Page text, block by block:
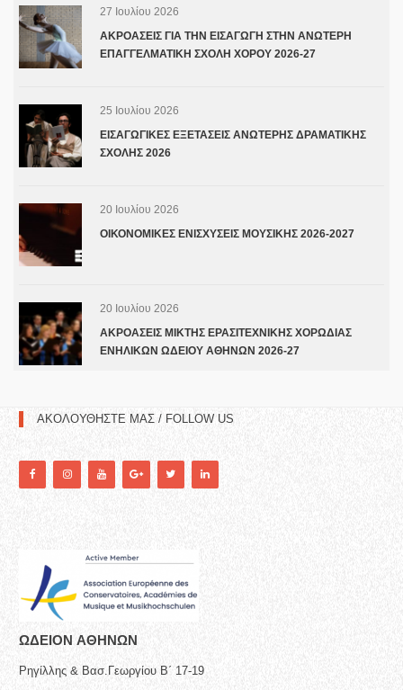
27 Ιουλίου 2026
ΑΚΡΟΑΣΕΙΣ ΓΙΑ ΤΗΝ ΕΙΣΑΓΩΓΗ ΣΤΗΝ ΑΝΩΤΕΡΗ
ΕΠΑΓΓΕΛΜΑΤΙΚΗ ΣΧΟΛΗ ΧΟΡΟΥ 2026-27
25 Ιουλίου 2026
ΕΙΣΑΓΩΓΙΚΕΣ ΕΞΕΤΑΣΕΙΣ ΑΝΩΤΕΡΗΣ ΔΡΑΜΑΤΙΚΗΣ
ΣΧΟΛΗΣ 2026
20 Ιουλίου 2026
ΟΙΚΟΝΟΜΙΚΕΣ ΕΝΙΣΧΥΣΕΙΣ ΜΟΥΣΙΚΗΣ 2026-2027
20 Ιουλίου 2026
ΑΚΡΟΑΣΕΙΣ ΜΙΚΤΗΣ ΕΡΑΣΙΤΕΧΝΙΚΗΣ ΧΟΡΩΔΙΑΣ
ΕΝΗΛΙΚΩΝ ΩΔΕΙΟΥ ΑΘΗΝΩΝ 2026-27
ΑΚΟΛΟΥΘΗΣΤΕ ΜΑΣ / FOLLOW US
ΩΔΕΙΟN ΑΘΗΝΩΝ
Ρηγίλλης & Βασ.Γεωργίου Β΄ 17-19